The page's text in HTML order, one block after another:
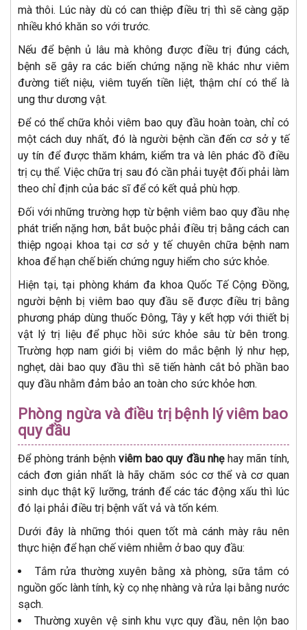
mà thôi. Lúc này dù có can thiệp điều trị thì sẽ càng gặp
nhiều khó khăn so với trước.
Nếu để bệnh ủ lâu mà không được điều trị đúng cách,
bệnh sẽ gây ra các biến chứng nặng nề khác như viêm
đường tiết niệu, viêm tuyến tiền liệt, thậm chí có thể là
ung thư dương vật.
Để có thể chữa khỏi viêm bao quy đầu hoàn toàn, chỉ có
một cách duy nhất, đó là người bệnh cần đến cơ sở y tế
uy tín để được thăm khám, kiểm tra và lên phác đồ điều
trị cụ thể. Việc chữa trị sau đó cần phải tuyệt đối phải làm
theo chỉ định của bác sĩ để có kết quả phù hợp.
Đối với những trường hợp từ bệnh viêm bao quy đầu nhẹ
phát triển nặng hơn, bắt buộc phải điều trị bằng cách can
thiệp ngoại khoa tại cơ sở y tế chuyên chữa bệnh nam
khoa để hạn chế biến chứng nguy hiểm cho sức khỏe.
Hiện tại, tại phòng khám đa khoa Quốc Tế Cộng Đồng,
người bệnh bị viêm bao quy đầu sẽ được điều trị bằng
phương pháp dùng thuốc Đông, Tây y kết hợp với thiết bị
vật lý trị liệu để phục hồi sức khỏe sâu từ bên trong.
Trường hợp nam giới bị viêm do mắc bệnh lý như hẹp,
nghẹt, dài bao quy đầu thì sẽ tiến hành cắt bỏ phần bao
quy đầu nhằm đảm bảo an toàn cho sức khỏe hơn.
Phòng ngừa và điều trị bệnh lý viêm bao
quy đầu
Để phòng tránh bệnhviêm bao quy đầu nhẹhay mãn tính,
cách đơn giản nhất là hãy chăm sóc cơ thể và cơ quan
sinh dục thật kỹ lưỡng, tránh để các tác động xấu thì lúc
đó lại phải điều trị bệnh vất vả và tốn kém.
Dưới đây là những thói quen tốt mà cánh mày râu nên
thực hiện để hạn chế viêm nhiễm ở bao quy đầu:
Tắm rửa thường xuyên bằng xà phòng, sữa tắm có
nguồn gốc lành tính, kỳ cọ nhẹ nhàng và rửa lại bằng nước
sạch.
Thường xuyên vệ sinh khu vực quy đầu, nên lộn bao